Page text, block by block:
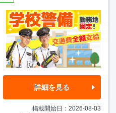
詳細を見る
掲載開始日：2026-08-03